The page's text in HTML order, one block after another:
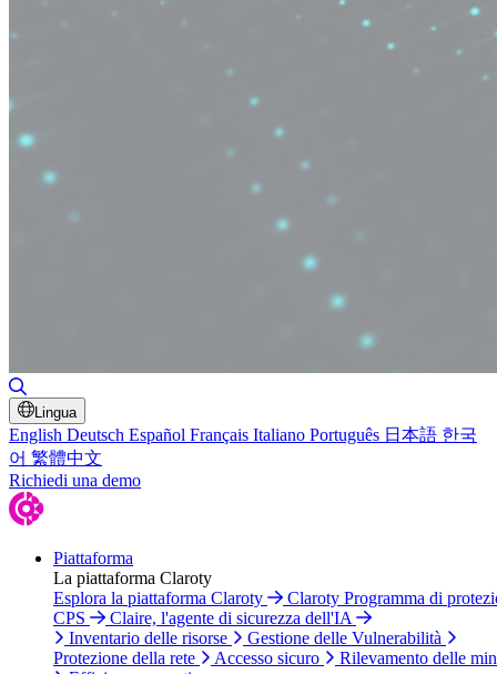
Lingua
English Deutsch Español Français Italiano Português 日本語 한국
어 繁體中文
Richiedi una demo
Piattaforma
La piattaforma Claroty
Esplora la piattaforma Claroty
Claroty Programma di
CPS
Claire, l'agente di sicurezza dell'IA
Inventario delle risorse
Gestione delle Vulnerabilità
Protezione della rete
Accesso sicuro
Rilevamento delle